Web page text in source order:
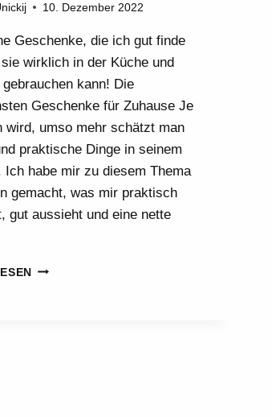
10. Dezember 2022
Geschenke, die ich gut finde
wirklich in der Küche und
kann! Die
Geschenke für Zuhause Je
wird, umso mehr schätzt man
praktische Dinge in seinem
Ich habe mir zu diesem Thema
gemacht, was mir praktisch
gut aussieht und eine nette
PRAKTISCHE